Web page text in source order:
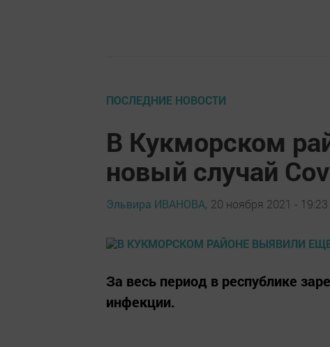
ПОСЛЕДНИЕ НОВОСТИ
В Кукморском
новый случай
Эльвира ИВАНОВА, 20 ноября 2021 - 19:23
За весь период в республике
инфекции.